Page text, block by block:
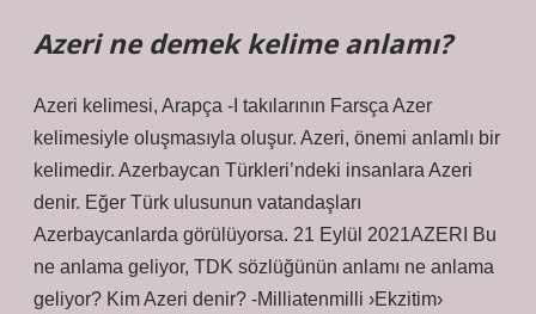
Azeri ne demek kelime anlamı?
Azeri kelimesi, Arapça -I takılarının Farsça Azer
kelimesiyle oluşmasıyla oluşur. Azeri, önemi anlamlı bir
kelimedir. Azerbaycan Türkleri’ndeki insanlara Azeri
denir. Eğer Türk ulusunun vatandaşları
Azerbaycanlarda görülüyorsa. 21 Eylül 2021AZERI Bu
ne anlama geliyor, TDK sözlüğünün anlamı ne anlama
geliyor? Kim Azeri denir? -Milliatenmilli ›Ekzitim›